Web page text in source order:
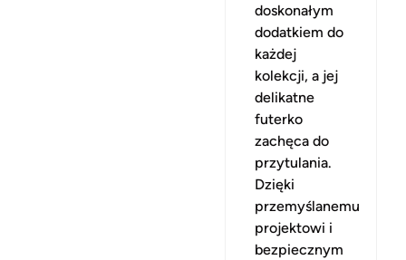
doskonałym
dodatkiem do
każdej
kolekcji, a jej
delikatne
futerko
zachęca do
przytulania.
Dzięki
przemyślanemu
projektowi i
bezpiecznym